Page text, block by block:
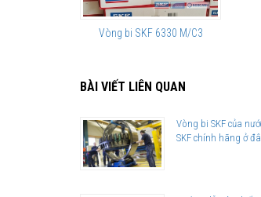
Vòng bi SKF 6330 M/C3
BÀI VIẾT LIÊN QUAN
Vòng bi SKF của
SKF chính hãng ở